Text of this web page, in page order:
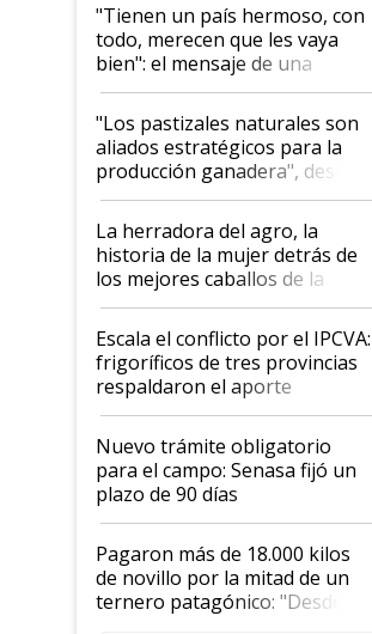
"Tienen un país hermoso, con
todo, merecen que les vaya
bien": el mensaje de una
ganadera uruguaya sobre las
oportunidades que se abren
para el agro en Argentina, con
foco en la carne
"Los pastizales naturales son
aliados estratégicos para la
producción ganadera", destaca
la iniciativa que ya reúne a 46
establecimientos en Argentina
La herradora del agro, la
historia de la mujer detrás de
los mejores caballos de la
Argentina y los mitos que
todavía hacen sufrir a estos
animales: "Mientras me
descalificaban, yo seguí
haciendo currículum"
Escala el conflicto por el IPCVA:
frigoríficos de tres provincias
respaldaron el aporte
obligatorio
Nuevo trámite obligatorio
para el campo: Senasa fijó un
plazo de 90 días
Pagaron más de 18.000 kilos
de novillo por la mitad de un
ternero patagónico: "Desde